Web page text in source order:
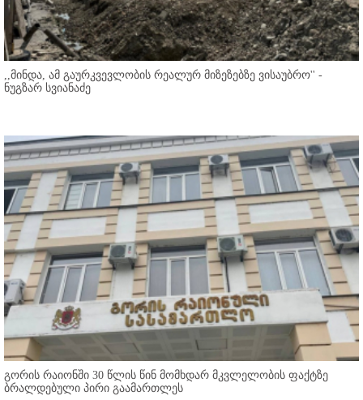
,,მინდა, ამ გაურკვევლობის რეალურ მიზეზებზე ვისაუბრო'' -
ნუგზარ სვიანაძე
გორის რაიონში 30 წლის წინ მომხდარ მკვლელობის ფაქტზე
ბრალდებული პირი გაამართლეს